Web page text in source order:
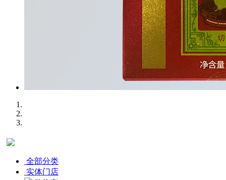
全部分类
实体门店